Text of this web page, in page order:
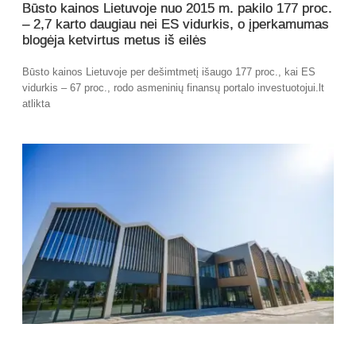
Būsto kainos Lietuvoje nuo 2015 m. pakilo 177 proc.
– 2,7 karto daugiau nei ES vidurkis, o įperkamumas
blogėja ketvirtus metus iš eilės
Būsto kainos Lietuvoje per dešimtmetį išaugo 177 proc., kai ES
vidurkis – 67 proc., rodo asmeninių finansų portalo investuotojui.lt
atlikta